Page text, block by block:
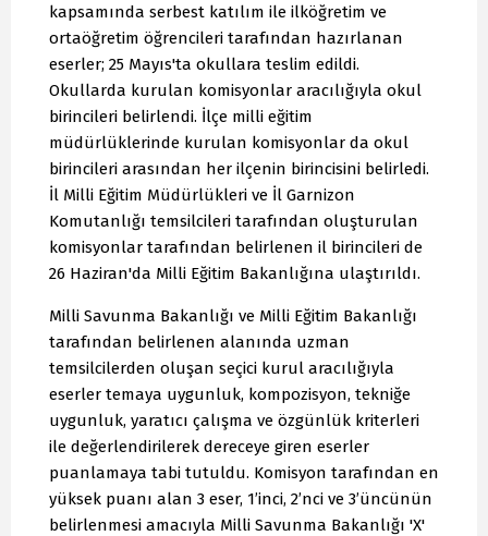
kapsamında serbest katılım ile ilköğretim ve
ortaöğretim öğrencileri tarafından hazırlanan
eserler; 25 Mayıs'ta okullara teslim edildi.
Okullarda kurulan komisyonlar aracılığıyla okul
birincileri belirlendi. İlçe milli eğitim
müdürlüklerinde kurulan komisyonlar da okul
birincileri arasından her ilçenin birincisini belirledi.
İl Milli Eğitim Müdürlükleri ve İl Garnizon
Komutanlığı temsilcileri tarafından oluşturulan
komisyonlar tarafından belirlenen il birincileri de
26 Haziran'da Milli Eğitim Bakanlığına ulaştırıldı.
Milli Savunma Bakanlığı ve Milli Eğitim Bakanlığı
tarafından belirlenen alanında uzman
temsilcilerden oluşan seçici kurul aracılığıyla
eserler temaya uygunluk, kompozisyon, tekniğe
uygunluk, yaratıcı çalışma ve özgünlük kriterleri
ile değerlendirilerek dereceye giren eserler
puanlamaya tabi tutuldu. Komisyon tarafından en
yüksek puanı alan 3 eser, 1’inci, 2’nci ve 3’üncünün
belirlenmesi amacıyla Milli Savunma Bakanlığı 'X'